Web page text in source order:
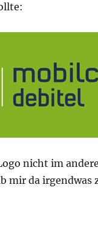
nicht im
mir da irgendwas